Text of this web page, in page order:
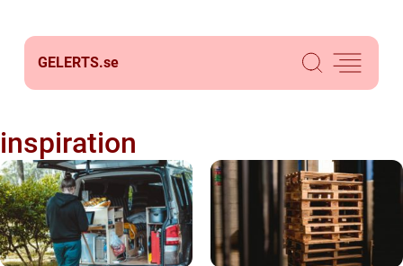
GELERTS.se
inspiration